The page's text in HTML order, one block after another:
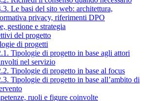
Le basi del sito web: architettura,
privacy, riferimenti DPO
gestione e strategia
del progetto
di progetti
Tipologie di progetto in base agli attori
nel servizio
Tipologie di progetto in base al focus
Tipologie di progetto in base all’ambito di
ruoli e figure coinvolte